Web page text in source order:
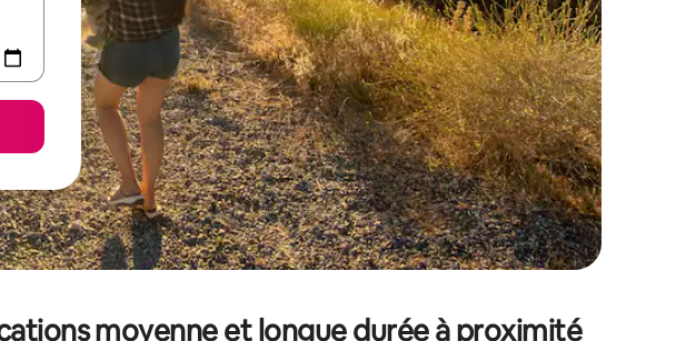
moyenne et longue durée à proximité